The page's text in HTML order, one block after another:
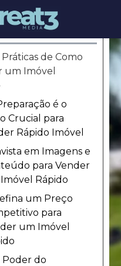
Práticas de Como
um Imóvel
é o
Crucial para
Rápido Imóvel
em Imagens e
para Vender
Rápido
um Preço
para
um Imóvel
Poder do